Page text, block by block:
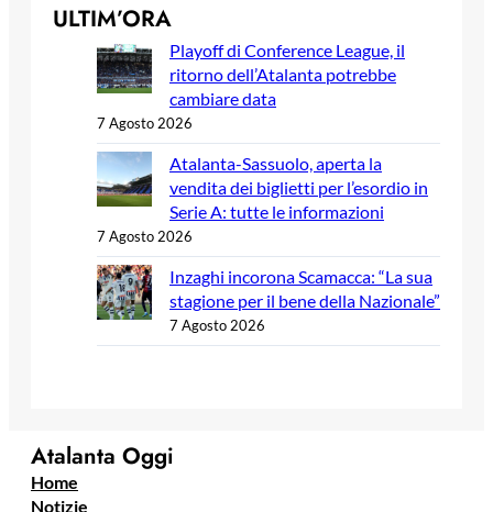
ULTIM’ORA
Playoff di Conference League, il
ritorno dell’Atalanta potrebbe
cambiare data
7 Agosto 2026
Atalanta-Sassuolo, aperta la
vendita dei biglietti per l’esordio in
Serie A: tutte le informazioni
7 Agosto 2026
Inzaghi incorona Scamacca: “La sua
stagione per il bene della Nazionale”
7 Agosto 2026
Atalanta Oggi
Home
Notizie